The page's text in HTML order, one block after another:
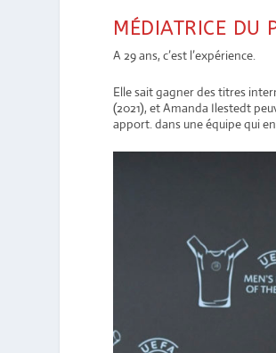
MÉDIATRICE DU
A 29 ans, c’est l’expérience.
Elle sait gagner des titres
(2021), et Amanda Ilestedt
apport. dans une équipe qui